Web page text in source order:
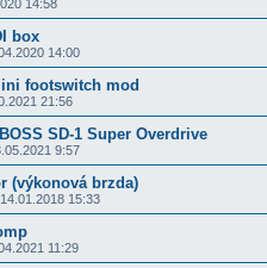
14:58
box
14:00
footswitch mod
21:56
SD-1 Super Overdrive
9:57
(výkonová brzda)
14.01.2018 15:33
11:29